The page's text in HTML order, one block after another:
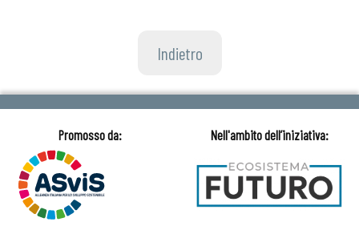
Indietro